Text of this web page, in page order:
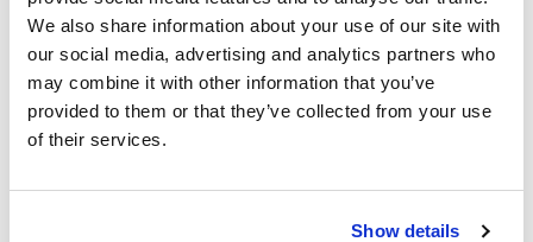
We also share information about your use of our site with
our social media, advertising and analytics partners who
may combine it with other information that you’ve
provided to them or that they’ve collected from your use
of their services.
Show details
niveau national que dans et autour de Bruxelles à
l’horizon 2030. Pour y arriver, le PTB veut renouer
avec les ambitions du plan d’investissement 2013-
2025 (avant les coupes du gouvernement Michel), et
investir 50 milliards en 10 ans. C’est trois fois plus
ambitieux que les 18 milliards prévus aujourd’hui sur